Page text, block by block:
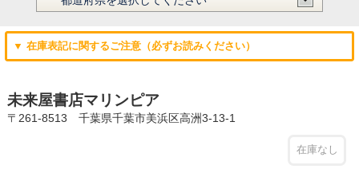
▼ 在庫表記に関するご注意（必ずお読みください）
未来屋書店マリンピア
〒261-8513 千葉県千葉市美浜区高洲3-13-1
在庫なし